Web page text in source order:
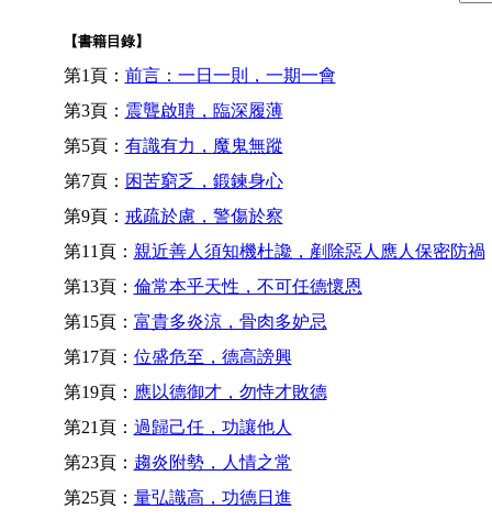
【書籍目錄】
第1頁： 前言：一日一則，一期一會
第3頁： 震聾啟聵，臨深履薄
第5頁： 有識有力，魔鬼無蹤
第7頁： 困苦窮乏，鍛鍊身心
第9頁： 戒疏於慮，警傷於察
第11頁： 親近善人須知機杜讒，剷除惡人應人保密防禍
第13頁： 倫常本乎天性，不可任德懷恩
第15頁： 富貴多炎涼，骨肉多妒忌
第17頁： 位盛危至，德高謗興
第19頁： 應以德御才，勿恃才敗德
第21頁： 過歸己任，功讓他人
第23頁： 趨炎附勢，人情之常
第25頁： 量弘識高，功德日進